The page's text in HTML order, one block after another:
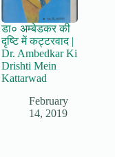
डा० अम्बेडकर की
दृष्टि में कट्टरवाद |
Dr. Ambedkar Ki
Drishti Mein
Kattarwad
February
14, 2019